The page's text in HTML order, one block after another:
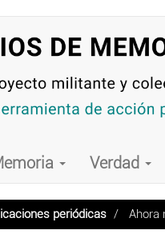
Verdad
periódicas Ahora